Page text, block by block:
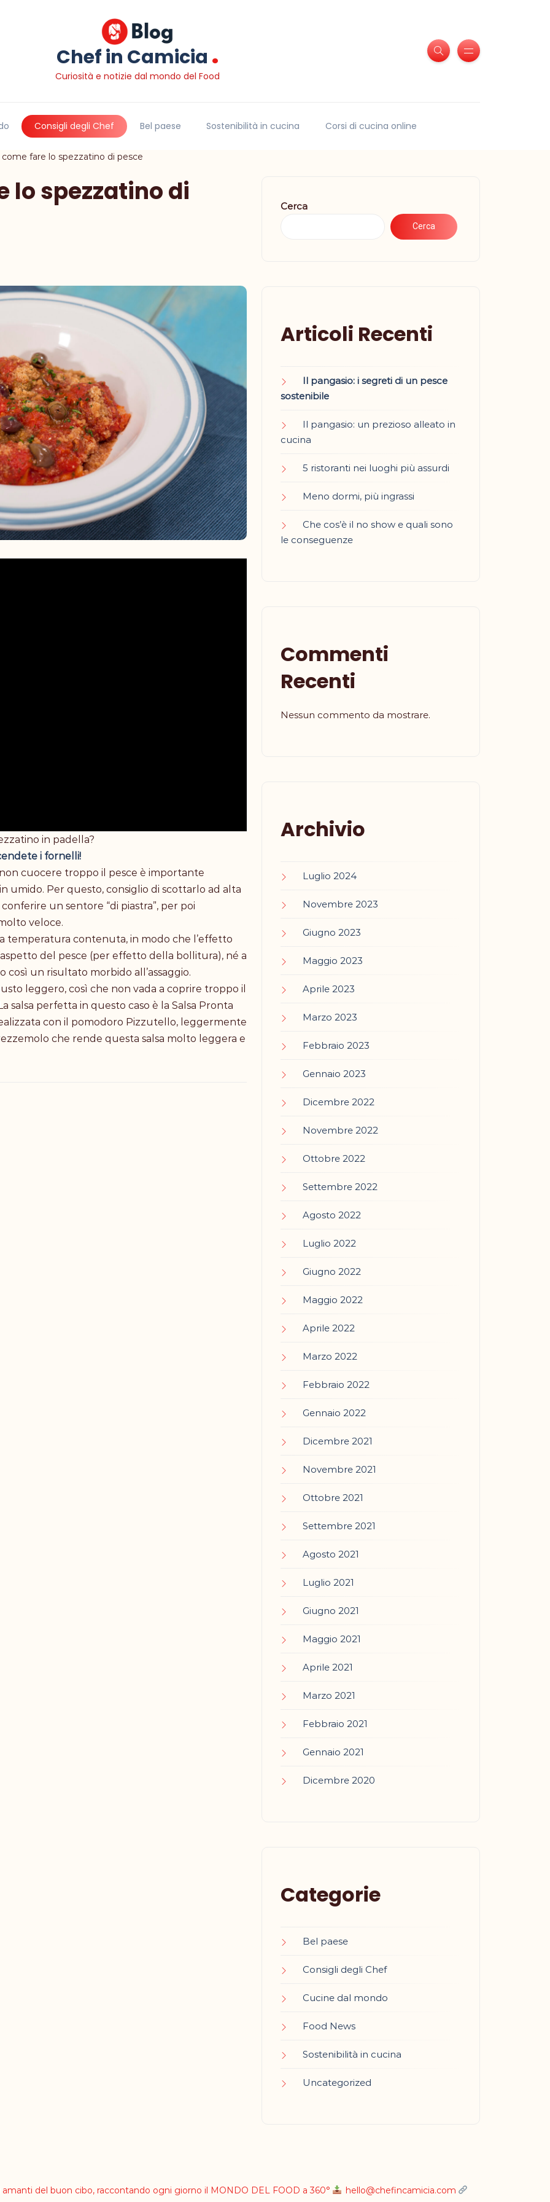
Chef in Camicia .
Curiosità e notizie dal mondo del Food
Consigli degli Chef Bel paese Sostenibilità in cucina Corsi di cucina online
come fare lo spezzatino di pesce
lo spezzatino di
in padella?
i fornelli!
cuocere troppo il pesce è importante
umido. Per questo, consiglio di scottarlo ad alta
un sentore “di piastra”, per poi
veloce.
temperatura contenuta, in modo che l’effetto
del pesce (per effetto della bollitura), né a
un risultato morbido all’assaggio.
leggero, così che non vada a coprire troppo il
salsa perfetta in questo caso è la Salsa Pronta
con il pomodoro Pizzutello, leggermente
che rende questa salsa molto leggera e
Cerca
Cerca
Articoli Recenti
Il pangasio: i segreti di un pesce
sostenibile
Il pangasio: un prezioso alleato in
cucina
5 ristoranti nei luoghi più assurdi
Meno dormi, più ingrassi
Che cos’è il no show e quali sono
le conseguenze
Commenti
Recenti
Nessun commento da mostrare.
Archivio
Luglio 2024
Novembre 2023
Giugno 2023
Maggio 2023
Aprile 2023
Marzo 2023
Febbraio 2023
Gennaio 2023
Dicembre 2022
Novembre 2022
Ottobre 2022
Settembre 2022
Agosto 2022
Luglio 2022
Giugno 2022
Maggio 2022
Aprile 2022
Marzo 2022
Febbraio 2022
Gennaio 2022
Dicembre 2021
Novembre 2021
Ottobre 2021
Settembre 2021
Agosto 2021
Luglio 2021
Giugno 2021
Maggio 2021
Aprile 2021
Marzo 2021
Febbraio 2021
Gennaio 2021
Dicembre 2020
Categorie
Bel paese
Consigli degli Chef
Cucine dal mondo
Food News
Sostenibilità in cucina
Uncategorized
del buon cibo, raccontando ogni giorno il MONDO DEL FOOD a 360°
hello@chefincamicia.com